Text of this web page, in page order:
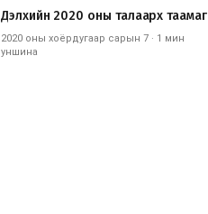
Дэлхийн 2020 оны талаарх таамаг
2020 оны хоёрдугаар сарын 7 · 1 мин
уншина